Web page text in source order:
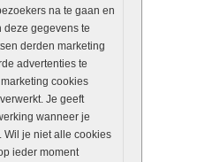
na te gaan en
deze gegevens te
derden marketing
advertenties te
cookies
Je geeft
wanneer je
Wil je niet alle cookies
ieder moment